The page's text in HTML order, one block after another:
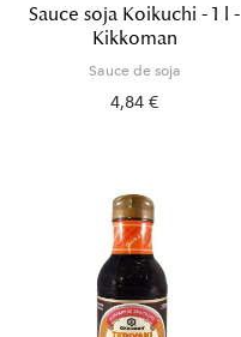
Sauce soja Koikuchi - 1 l -
Kikkoman
Sauce de soja
4,84 €